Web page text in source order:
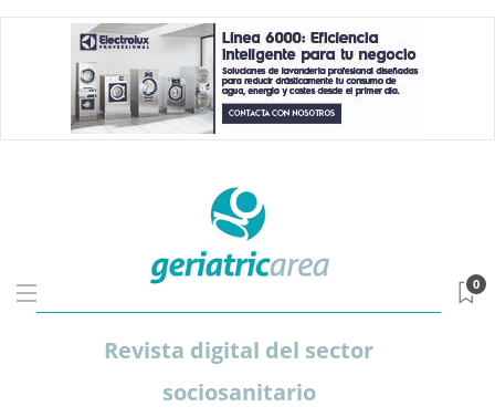
Revista digital del sector
sociosanitario
0